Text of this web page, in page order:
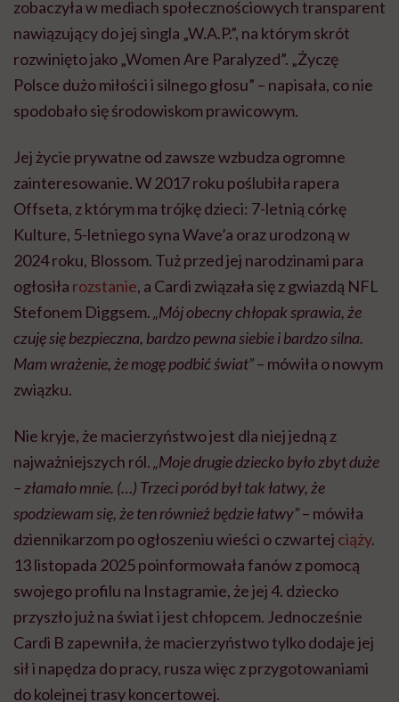
zobaczyła w mediach społecznościowych transparent
nawiązujący do jej singla „W.A.P.”, na którym skrót
rozwinięto jako „Women Are Paralyzed”. „Życzę
Polsce dużo miłości i silnego głosu” – napisała, co nie
spodobało się środowiskom prawicowym.
Jej życie prywatne od zawsze wzbudza ogromne
zainteresowanie. W 2017 roku poślubiła rapera
Offseta, z którym ma trójkę dzieci: 7-letnią córkę
Kulture, 5-letniego syna Wave’a oraz urodzoną w
2024 roku, Blossom. Tuż przed jej narodzinami para
ogłosiła rozstanie, a Cardi związała się z gwiazdą NFL
Stefonem Diggsem.„Mój obecny chłopak sprawia, że
czuję się bezpieczna, bardzo pewna siebie i bardzo silna.
Mam wrażenie, że mogę podbić świat”– mówiła o nowym
związku.
Nie kryje, że macierzyństwo jest dla niej jedną z
najważniejszych ról.„Moje drugie dziecko było zbyt duże
– złamało mnie. (…) Trzeci poród był tak łatwy, że
spodziewam się, że ten również będzie łatwy”– mówiła
dziennikarzom po ogłoszeniu wieści o czwartej ciąży.
13 listopada 2025 poinformowała fanów z pomocą
swojego profilu na Instagramie, że jej 4. dziecko
przyszło już na świat i jest chłopcem. Jednocześnie
Cardi B zapewniła, że macierzyństwo tylko dodaje jej
sił i napędza do pracy, rusza więc z przygotowaniami
do kolejnej trasy koncertowej.